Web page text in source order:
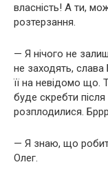
власність! А ти,
розтерзання.
— Я нічого не
не заходять, слава
її на невідомо що.
буде скребти після
розплодилися.
— Я знаю, що
Олег.